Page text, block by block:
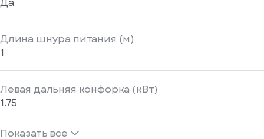
Длина шнура питания (м)
1
Левая дальняя конфорка (кВт)
1.75
Показать все